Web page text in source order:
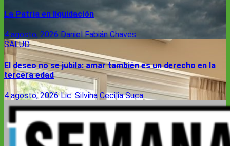
La Patria en liquidación
4 agosto, 2026 Daniel Fabián Chaves
SALUD
El deseo no se jubila: amar también es un derecho en la
tercera edad
4 agosto, 2026Lic. Silvina Cecilia Suca